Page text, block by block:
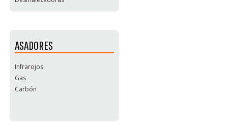
ASADORES
Infrarojos
Gas
Carbón